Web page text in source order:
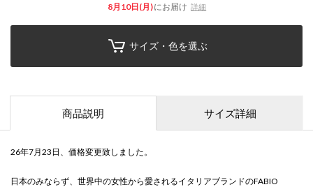
8月10日(月)にお届け 詳細
サイズ・色を選ぶ
商品説明 サイズ詳細
26年7月23日、価格変更致しました。
日本のみならず、世界中の女性から愛されるイタリアブランドのFABIO